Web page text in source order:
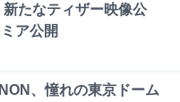
たなティザー映像公
ア公開
、憧れの東京ドーム